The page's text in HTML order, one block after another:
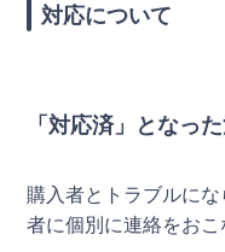
対応について
「対応済」となっ
購入者とトラブルに
者に個別に連絡をおこ